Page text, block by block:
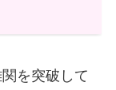
を突破して